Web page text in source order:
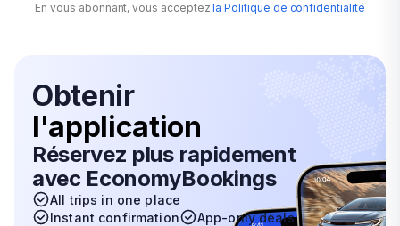
En vous abonnant, vous acceptez la Politique de confidentialité
Obtenir
l'application
Réservez plus rapidement
avec EconomyBookings
All trips in one place
Instant confirmation
App-only deals